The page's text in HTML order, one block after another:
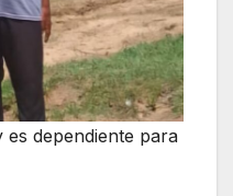
dependiente para